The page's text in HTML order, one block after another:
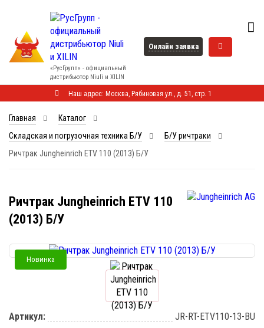
«РусГрупп» - официальный
диcтрибьютор Niuli и XILIN
Онлайн заявка
Наш адрес: Москва, Рябиновая ул., д. 51, стр. 1
Главная
Каталог
Складская и погрузочная техника Б/У
Б/У ричтраки
Ричтрак Jungheinrich ETV 110 (2013) Б/У
Ричтрак Jungheinrich ETV 110
(2013) Б/У
Новинка
Артикул:
JR-RT-ETV110-13-BU